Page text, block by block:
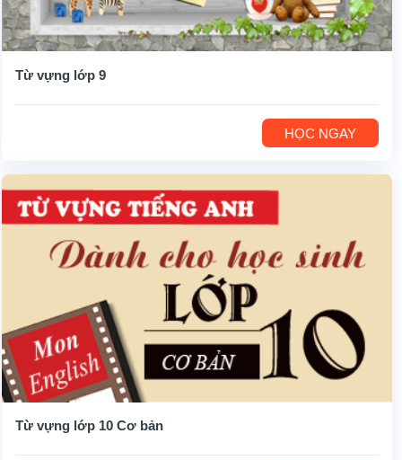
Từ vựng lớp 9
HỌC NGAY
Từ vựng lớp 10 Cơ bản